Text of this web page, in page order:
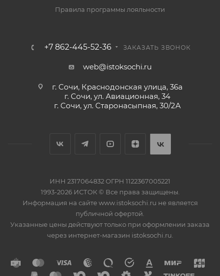
Правила программы лояльности
+7 862-445-52-36 ЗАКАЗАТЬ ЗВОНОК
web@istoksochi.ru
г. Сочи, Краснодонская улица, 36а
г. Сочи, ул. Авиационная, 34
г. Сочи, ул. Старонасыпная, 30/2А
ИНН 2317064832 ОГРН 1122367005221
1993-2026 ИСТОК © Все права защищены.
Информация на сайте www.istoksochi.ru не является
публичной офертой.
Указанные цены действуют только при оформлении заказа
через интернет-магазин istoksochi.ru.